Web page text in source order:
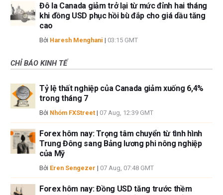
Đô la Canada giảm trở lại từ mức đỉnh hai tháng
khi đồng USD phục hồi bù đắp cho giá dầu tăng
cao
Bởi Haresh Menghani | 03:15 GMT
CHỈ BÁO KINH TẾ
Tỷ lệ thất nghiệp của Canada giảm xuống 6,4%
trong tháng 7
Bởi Nhóm FXStreet | 07 Aug, 12:39 GMT
Forex hôm nay: Trọng tâm chuyển từ tình hình
Trung Đông sang Bảng lương phi nông nghiệp
của Mỹ
Bởi Eren Sengezer | 07 Aug, 07:48 GMT
Forex hôm nay: Đồng USD tăng trước thềm